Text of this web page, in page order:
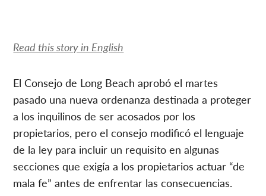
Read this story in English
El Consejo de Long Beach aprobó el martes
pasado una nueva ordenanza destinada a proteger
a los inquilinos de ser acosados ​​por los
propietarios, pero el consejo modificó el lenguaje
de la ley para incluir un requisito en algunas
secciones que exigía a los propietarios actuar “de
mala fe” antes de enfrentar las consecuencias.